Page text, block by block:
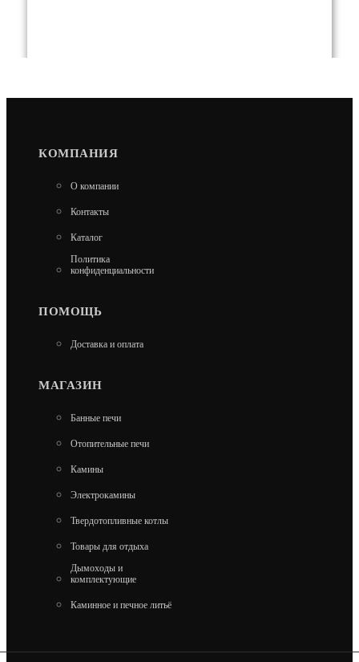
PROFESSIONAL OPTIMA ZONT
26 640
25 560
КОМПАНИЯ
О компании
Контакты
Каталог
Политика
конфиденциальности
ПОМОЩЬ
Доставка и оплата
МАГАЗИН
Банные печи
Отопительные печи
Камины
Электрокамины
Твердотопливные котлы
Товары для отдыха
Дымоходы и
комплектующие
Каминное и печное литьё